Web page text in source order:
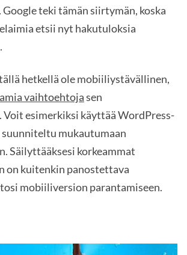
teki tämän siirtymän, koska
etsii nyt hakutuloksia
hetkellä ole mobiiliystävällinen,
vaihtoehtojasen
Voit esimerkiksi käyttää WordPress-
suunniteltu mukautumaan
Säilyttääksesi korkeammat
on kuitenkin panostettava
mobiiliversion parantamiseen.